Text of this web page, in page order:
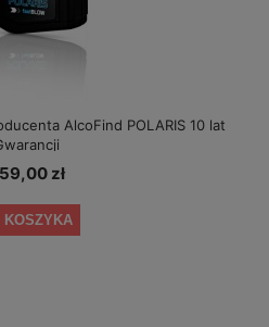
AlcoFind POLARIS 10 lat
zł
KOSZYKA